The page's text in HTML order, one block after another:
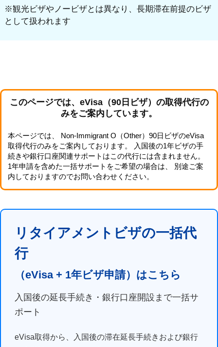
※観光ビザやノービザとは異なり、長期滞在前提のビザ
として扱われます
このページでは、eVisa（90日ビザ）の取得代行の
みをご案内しています。
本ページでは、 Non-Immigrant O（Other）90日ビザのeVisa
取得代行のみをご案内しております。 入国後の1年ビザの手
続きや銀行口座関連サポートはこの代行には含まれません。
1年申請を含めた一括サポートをご希望の場合は、 別途ご案
内しておりますのでお問い合わせください。
リタイアメントビザの一括代
行
（eVisa + 1年ビザ申請）はこちら
入国後の延長手続き・銀行口座開設まで一括サ
ポート
eVisa取得から、入国後の滞在延長手続きおよび銀行